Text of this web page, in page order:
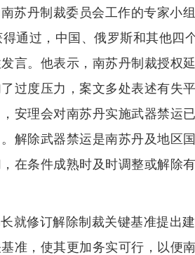
苏丹制裁委员会工作的专家小
通过，中国、俄罗斯和其他四
言。他表示，南苏丹制裁授权
过度压力，案文多处表述有失
安理会对南苏丹实施武器禁运
解除武器禁运是南苏丹及地区
在条件成熟时及时调整或解除
就修订解除制裁关键基准提出
准，使其更加务实可行，以便